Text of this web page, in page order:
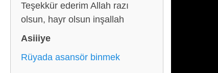
Teşekkür ederim Allah razı
olsun, hayr olsun inşallah
Asiiiye
Rüyada asansör binmek